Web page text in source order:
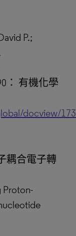
P.;
： 有機化學
docview/
耦合電子轉
Proton-